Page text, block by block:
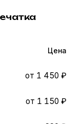
Цена
от 1 450 ₽
от 1 150 ₽